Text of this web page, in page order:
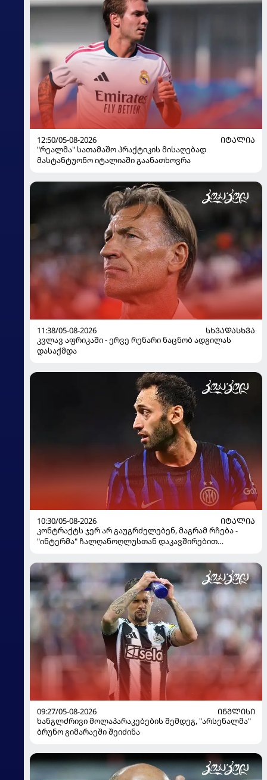
12:50/05-08-2026
ᲘᲢᲐᲚᲘᲐ
"რეალმა" სათამაშო პრაქტიკის მისაღებად
მასტანტუონო იტალიაში გაანათხოვრა
11:38/05-08-2026
ᲡᲮᲕᲐᲓᲐᲡᲮᲕᲐ
კვლავ აფრიკაში - ერვე რენარი ნაცნობ ადგილას
დასაქმდა
10:30/05-08-2026
ᲘᲢᲐᲚᲘᲐ
კონტრაქტს ჯერ არ გაუგრძელებენ, მაგრამ რჩება -
"ინტერმა" ჩალღანოღლუსთან დაკავშირებით
09:27/05-08-2026
ᲘᲜᲒᲚᲘᲡᲘ
ხანგლძრივი მოლაპარაკებების შემდეგ, "არსენალმა"
ბრუნო გიმარაეში შეიძინა